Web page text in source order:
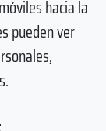
hacia la
pueden ver